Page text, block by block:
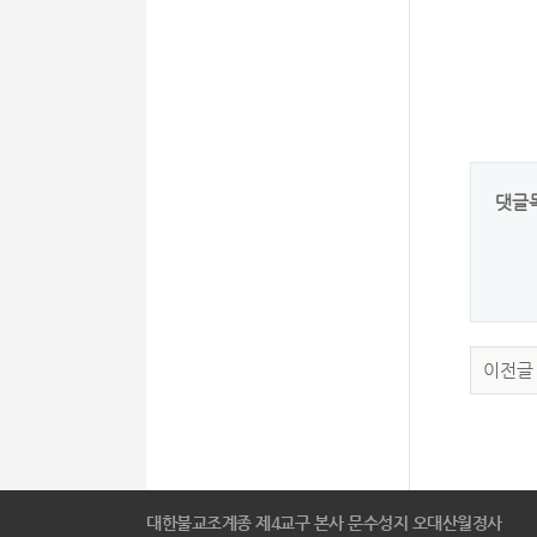
댓글
이전글
대한불교조계종 제4교구 본사 문수성지 오대산월정사